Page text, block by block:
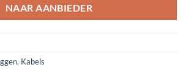
NAAR AANBIEDER
, Kabels